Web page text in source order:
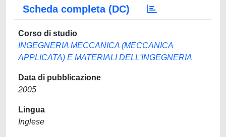
Scheda completa (DC)
Corso di studio
INGEGNERIA MECCANICA (MECCANICA
APPLICATA) E MATERIALI DELL'INGEGNERIA
Data di pubblicazione
2005
Lingua
Inglese